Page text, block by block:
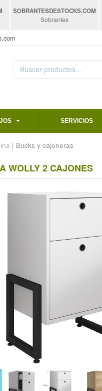
SOBRANTESDESTOCKS.COM
Sobrantes
SERVICIOS
| Bucks y cajoneras
WOLLY 2 CAJONES